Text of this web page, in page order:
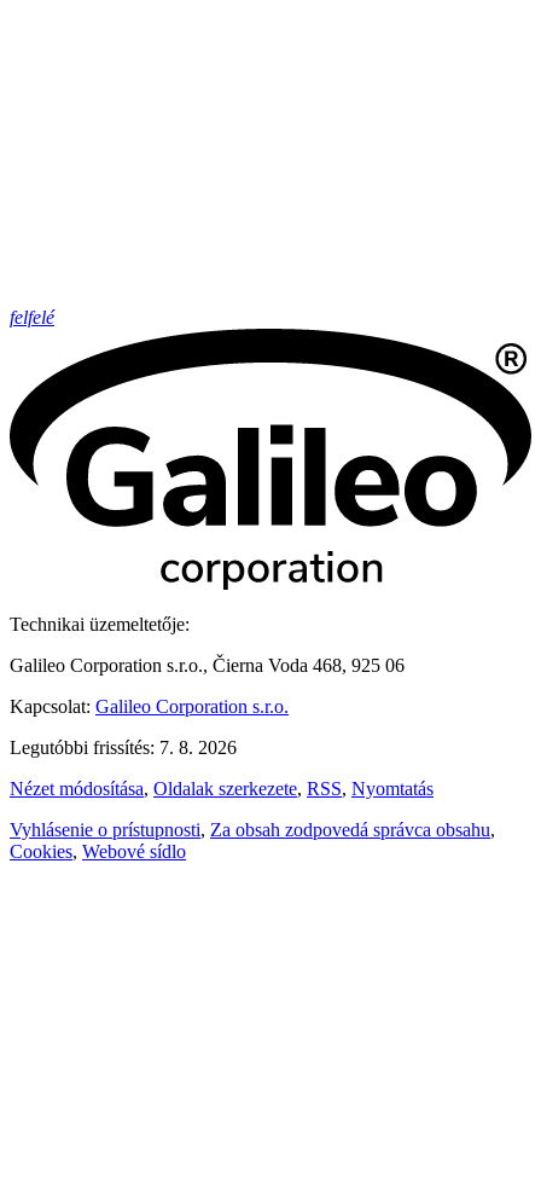
felfelé
Technikai üzemeltetője:
Galileo Corporation s.r.o., Čierna Voda 468, 925 06
Kapcsolat: Galileo Corporation s.r.o.
Legutóbbi frissítés: 7. 8. 2026
Nézet módosítása, Oldalak szerkezete, RSS, Nyomtatás
Vyhlásenie o prístupnosti, Za obsah zodpovedá správca obsahu,
Cookies, Webové sídlo